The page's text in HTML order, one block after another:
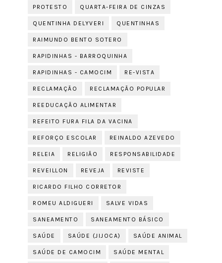
PROTESTO QUARTA-FEIRA DE CINZAS
QUENTINHA DELYVERI QUENTINHAS
RAIMUNDO BENTO SOTERO
RAPIDINHAS - BARROQUINHA
RAPIDINHAS - CAMOCIM RE-VISTA
RECLAMAÇÃO RECLAMAÇÃO POPULAR
REEDUCAÇÃO ALIMENTAR
REFEITO FURA FILA DA VACINA
REFORÇO ESCOLAR REINALDO AZEVEDO
RELEIA RELIGIÃO RESPONSABILIDADE
REVEILLON REVEJA REVISTE
RICARDO FILHO CORRETOR
ROMEU ALDIGUERI SALVE VIDAS
SANEAMENTO SANEAMENTO BÁSICO
SAÚDE SAÚDE (JIJOCA) SAÚDE ANIMAL
SAÚDE DE CAMOCIM SAÚDE MENTAL